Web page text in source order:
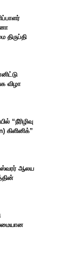
விழா
“நீரிழிவு
கிளினிக்”
ஆலய